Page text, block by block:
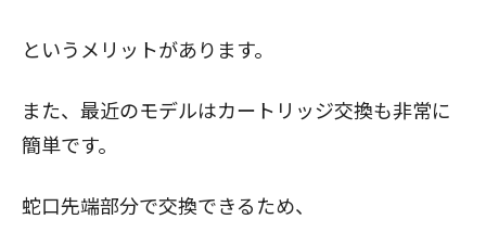
というメリットがあります。
また、最近のモデルはカートリッジ交換も非常に
簡単です。
蛇口先端部分で交換できるため、